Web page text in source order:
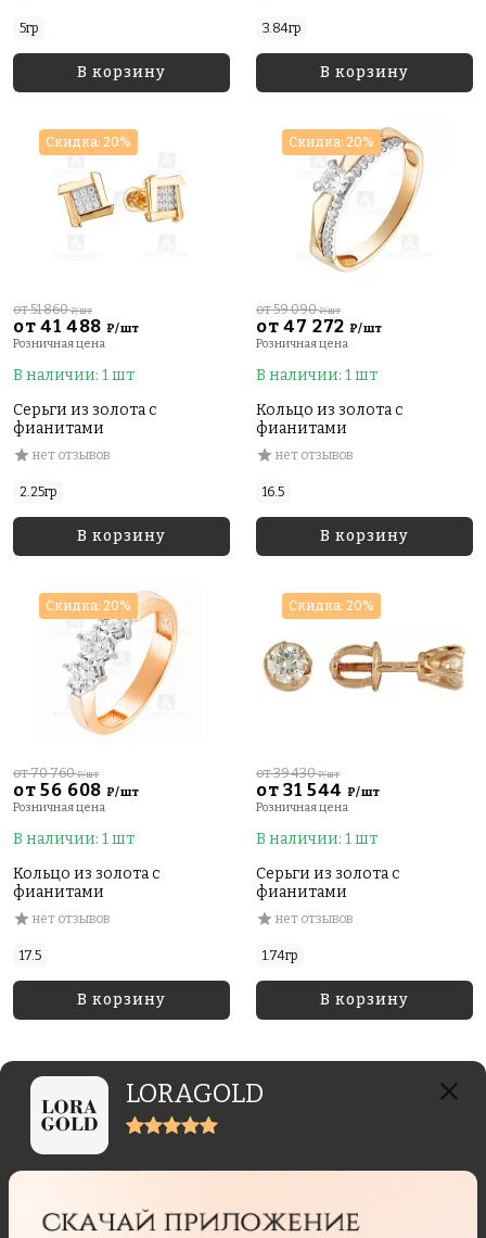
LORAGOLD
5гр
В корзину
3.84гр
В корзину
от 41 488 ₽/шт
от 51 860₽/шт
Розничная цена
В наличии: 1 шт
Серьги из золота с
фианитами
нет отзывов
2.25гр
В корзину
Скидка: 20%
от 47 272 ₽/шт
от 59 090₽/шт
Розничная цена
В наличии: 1 шт
Кольцо из золота с
фианитами
нет отзывов
16.5
В корзину
Скидка: 20%
от 56 608 ₽/шт
от 70 760₽/шт
Розничная цена
В наличии: 1 шт
Кольцо из золота с
фианитами
нет отзывов
17.5
В корзину
Скидка: 20%
от 31 544 ₽/шт
от 39 430₽/шт
Розничная цена
В наличии: 1 шт
Серьги из золота с
фианитами
нет отзывов
1.74гр
В корзину
Скидка: 20%
Отзывы реальных покупателей
Отзывы могут отправлять только пользователи,